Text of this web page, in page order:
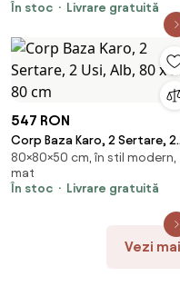
În stoc
Livrare gratuită
547 RON
Corp Baza Karo, 2 Sertare, 2
Usi, Alb, 80 x 50 x 80 cm
80×80×50 cm, în stil modern,
mat
În stoc
Livrare gratuită
Vezi